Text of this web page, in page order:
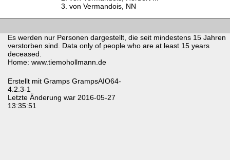
von Vermandois, NN
Es werden nur Personen dargestellt, die seit mindestens 15 Jahren
verstorben sind. Data only of people who are at least 15 years
deceased.
Home: www.tiemohollmann.de
Erstellt mit Gramps GrampsAIO64-
4.2.3-1
Letzte Änderung war 2016-05-27
13:35:51